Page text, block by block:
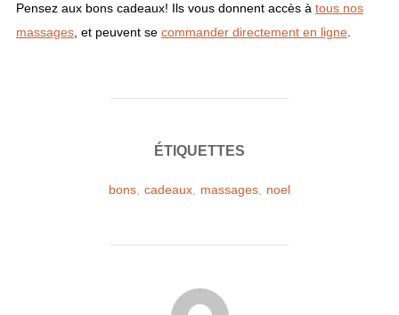
Pensez aux bons cadeaux! Ils vous donnent accès à tous nos
massages, et peuvent se commander directement en ligne.
ÉTIQUETTES
bons, cadeaux, massages, noel
AUTEUR DE LA PUBLICATION